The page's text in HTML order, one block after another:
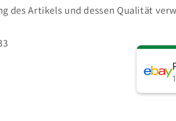
des Artikels und dessen Qualität